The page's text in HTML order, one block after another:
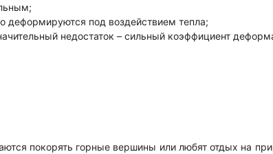
деформируются под воздействием тепла;
недостаток – сильный коэффициент
покорять горные вершины или любят отдых на